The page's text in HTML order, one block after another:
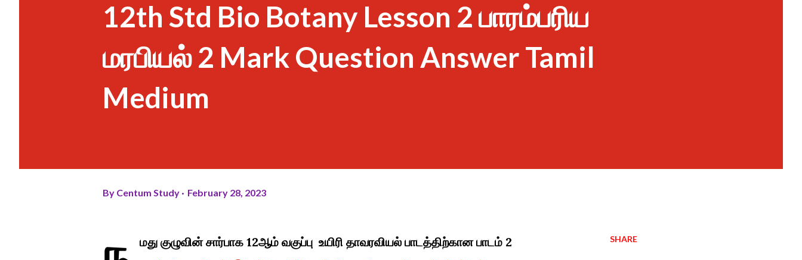
12th Std Bio Botany Lesson 2 பாரம்பரிய
மரபியல் 2 Mark Question Answer Tamil
Medium
By Centum Study February 28, 2023
மது குழுவின் சார்பாக 12ஆம் வகுப்பு உயிரி தாவரவியல் பாடத்திற்கான பாடம் 2
SHARE